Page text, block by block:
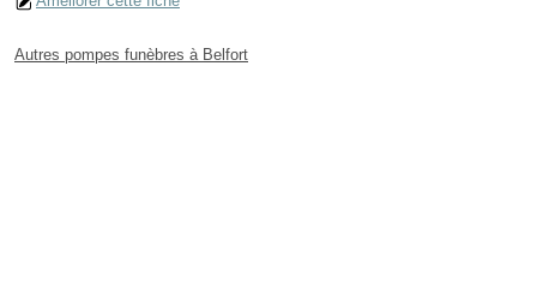
Autres pompes funèbres à Belfort